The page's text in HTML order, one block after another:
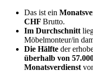
Das ist ein
CHF Brutto.
Im Durchschnitt
Möbelmonteur/in
Die Hälfte der
überhalb von
Monatsverdienst